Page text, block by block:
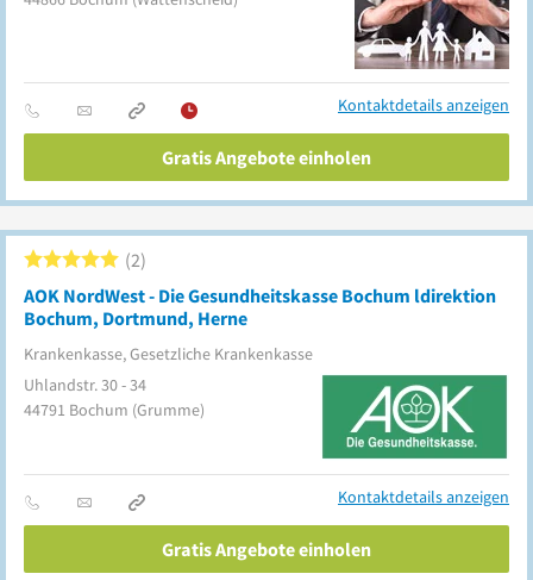
Kontaktdetails anzeigen
Gratis Angebote einholen
AOK NordWest - Die Gesundheitskasse Bochum ldirektion
Bochum, Dortmund, Herne
Krankenkasse, Gesetzliche Krankenkasse
2
Uhlandstr. 30 - 34
44791 Bochum (Grumme)
Kontaktdetails anzeigen
Gratis Angebote einholen